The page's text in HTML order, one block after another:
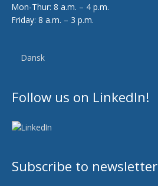
Mon-Thur: 8 a.m. – 4 p.m.
Friday: 8 a.m. – 3 p.m.
Dansk
Follow us on LinkedIn!
Subscribe to newsletter